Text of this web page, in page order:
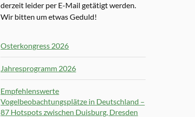
derzeit leider per E-Mail getätigt werden.
Wir bitten um etwas Geduld!
Osterkongress 2026
Jahresprogramm 2026
Empfehlenswerte
Vogelbeobachtungsplätze in Deutschland –
87 Hotspots zwischen Duisburg, Dresden